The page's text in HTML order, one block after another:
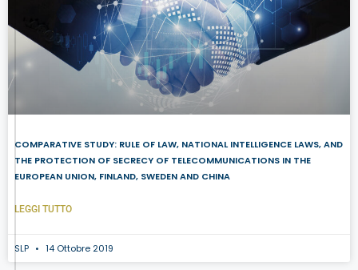
COMPARATIVE STUDY: RULE OF LAW, NATIONAL INTELLIGENCE LAWS, AND
THE PROTECTION OF SECRECY OF TELECOMMUNICATIONS IN THE
EUROPEAN UNION, FINLAND, SWEDEN AND CHINA
LEGGI TUTTO
SLP 14 Ottobre 2019